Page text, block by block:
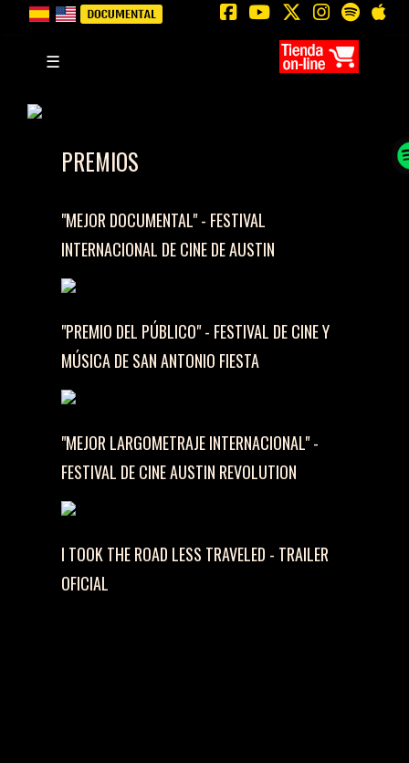
☰
PREMIOS
"MEJOR DOCUMENTAL" - FESTIVAL
INTERNACIONAL DE CINE DE AUSTIN
"PREMIO DEL PÚBLICO" - FESTIVAL DE CINE Y
MÚSICA DE SAN ANTONIO FIESTA
"MEJOR LARGOMETRAJE INTERNACIONAL" -
FESTIVAL DE CINE AUSTIN REVOLUTION
I TOOK THE ROAD LESS TRAVELED - TRAILER
OFICIAL